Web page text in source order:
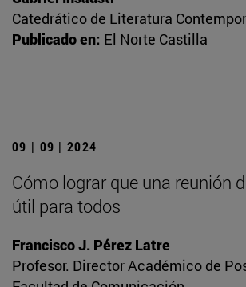
Catedrático de Literatura
Publicado en: El Norte Castilla
09 | 09 | 2024
Cómo lograr que una reunión
útil para todos
Francisco J. Pérez Latre
Profesor. Director Académico de